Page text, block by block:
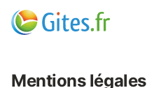
Mentions légales